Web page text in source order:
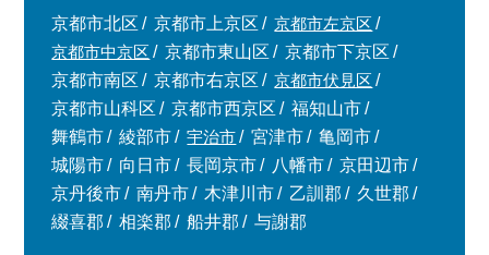
京都市北区 京都市上京区
京都市左京区
京都市中京区
京都市東山区
京都市下京区
京都市南区
京都市右京区
京都市伏見区
京都市山科区
京都市西京区
福知山市
舞鶴市
綾部市 宇治市 宮津市
亀岡市
城陽市
向日市 長岡京市 八幡市
京田辺市
京丹後市
南丹市 木津川市 乙訓郡
久世郡
綴喜郡
相楽郡 船井郡 与謝郡